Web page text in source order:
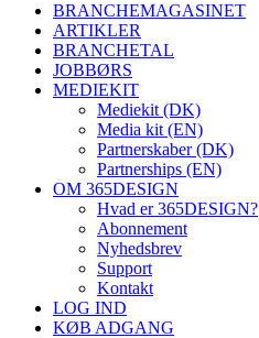
BRANCHEMAGASINET
ARTIKLER
BRANCHETAL
JOBBØRS
MEDIEKIT
Mediekit (DK)
Media kit (EN)
Partnerskaber (DK)
Partnerships (EN)
OM 365DESIGN
Hvad er 365DESIGN?
Abonnement
Nyhedsbrev
Support
Kontakt
LOG IND
KØB ADGANG